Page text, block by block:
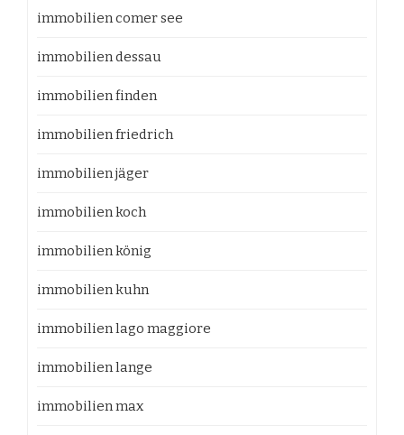
immobilien comer see
immobilien dessau
immobilien finden
immobilien friedrich
immobilien jäger
immobilien koch
immobilien könig
immobilien kuhn
immobilien lago maggiore
immobilien lange
immobilien max